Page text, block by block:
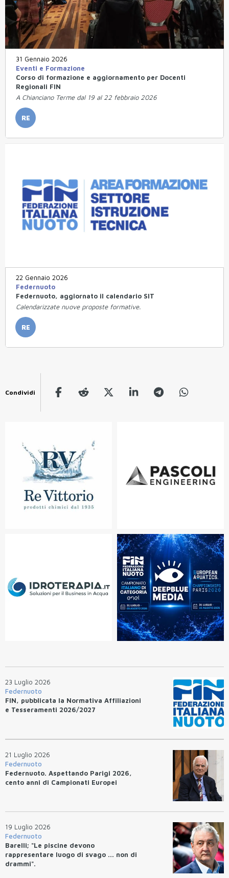
31 Gennaio 2026
Eventi e Formazione
Corso di formazione e aggiornamento per Docenti
Regionali FIN
A Chianciano Terme dal 19 al 22 febbraio 2026
RE
22 Gennaio 2026
Federnuoto
Federnuoto, aggiornato il calendario SIT
Calendarizzate nuove proposte formative.
RE
Condividi
23 Luglio 2026
Federnuoto
FIN, pubblicata la Normativa Affiliazioni
e Tesseramenti 2026/2027
21 Luglio 2026
Federnuoto
Federnuoto. Aspettando Parigi 2026,
cento anni di Campionati Europei
19 Luglio 2026
Federnuoto
Barelli; "Le piscine devono
rappresentare luogo di svago ... non di
drammi".